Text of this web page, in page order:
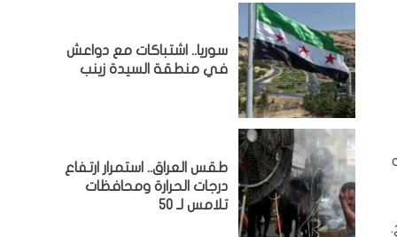
سوريا.. اشتباكات مع دواعش
في منطقة السيدة زينب
طقس العراق.. استمرار ارتفاع
درجات الحرارة ومحافظات
تلامس لـ 50